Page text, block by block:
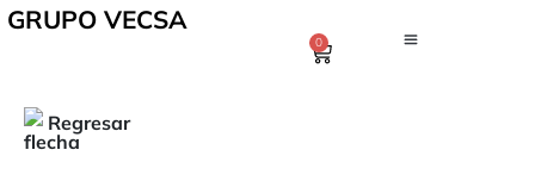
GRUPO VECSA
0
Regresar